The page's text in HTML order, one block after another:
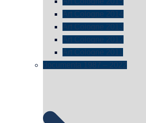
Art Cologne 2014
Art Cologne 2013
Art Cologne 2012
Art Cologne 2011
documenta 1987 – 2022